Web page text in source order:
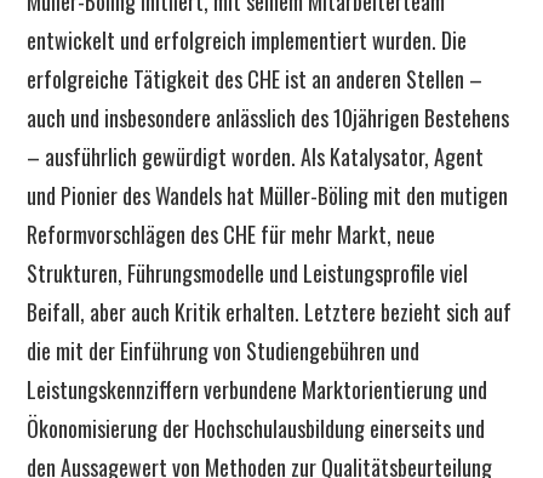
entwickelt und erfolgreich implementiert wurden. Die
erfolgreiche Tätigkeit des CHE ist an anderen Stellen –
auch und insbesondere anlässlich des 10jährigen Bestehens
– ausführlich gewürdigt worden. Als Katalysator, Agent
und Pionier des Wandels hat Müller-Böling mit den mutigen
Reformvorschlägen des CHE für mehr Markt, neue
Strukturen, Führungsmodelle und Leistungsprofile viel
Beifall, aber auch Kritik erhalten. Letztere bezieht sich auf
die mit der Einführung von Studiengebühren und
Leistungskennziffern verbundene Marktorientierung und
Ökonomisierung der Hochschulausbildung einerseits und
den Aussagewert von Methoden zur Qualitätsbeurteilung